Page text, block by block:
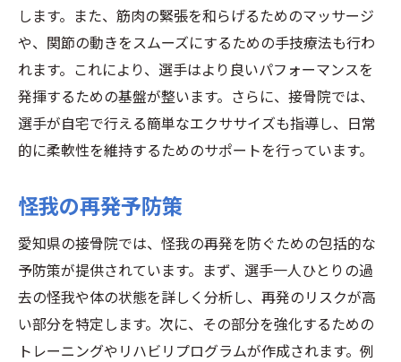
します。また、筋肉の緊張を和らげるためのマッサージ
や、関節の動きをスムーズにするための手技療法も行わ
れます。これにより、選手はより良いパフォーマンスを
発揮するための基盤が整います。さらに、接骨院では、
選手が自宅で行える簡単なエクササイズも指導し、日常
的に柔軟性を維持するためのサポートを行っています。
怪我の再発予防策
愛知県の接骨院では、怪我の再発を防ぐための包括的な
予防策が提供されています。まず、選手一人ひとりの過
去の怪我や体の状態を詳しく分析し、再発のリスクが高
い部分を特定します。次に、その部分を強化するための
トレーニングやリハビリプログラムが作成されます。例